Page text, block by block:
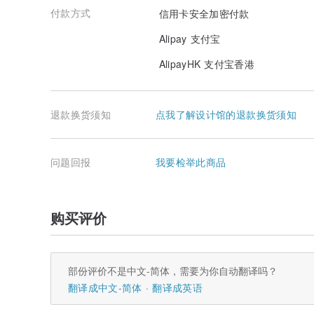
付款方式
信用卡安全加密付款
Alipay 支付宝
AlipayHK 支付宝香港
退款换货须知 点我了解设计馆的退款换货须知
问题回报 我要检举此商品
购买评价
部份评价不是中文-简体，需要为你自动翻译吗？
翻译成中文-简体
翻译成英语